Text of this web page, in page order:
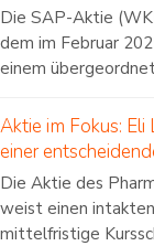
Die SAP-Aktie
dem im Februar
einem
Aktie im Fokus:
einer
Die Aktie des
weist einen
mittelfristige